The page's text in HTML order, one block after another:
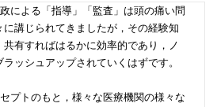
による「指導」「監査」は頭の痛い問
講じられてきましたが，その経験知
有すればはるかに効率的であり，ノ
ッシュアップされていくはずです。
プトのもと，様々な医療機関の様々な